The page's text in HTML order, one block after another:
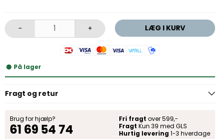
- + LÆG I KURV
På lager
Fragt og retur
Brug for hjælp?
61 69 54 74
Fri fragt over 599,-
Fragt Kun 39 med GLS
Hurtig levering 1-3 hverdage